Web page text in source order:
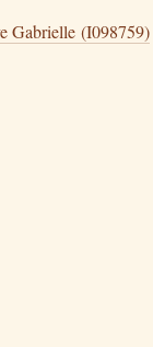
Gabrielle (I098759)